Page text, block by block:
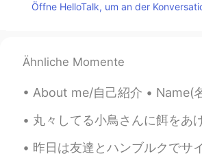
Öffne HelloTalk, um an der
Ähnliche Momente
About me/自己紹介 • Name(名前) : Khaylin • Where are you from?(出身) :
丸々してる小鳥さんに餌をあげたら 丸々してる猫が現れた。 おいっ！帰れ！このかわいい野郎！大好きだよ！ あ
昨日は友達とハンブルクでサイクリングをしました。良い天気でした。少し暖かったので、春の感じでした。😄 しかしレストランやお店全部閉まって